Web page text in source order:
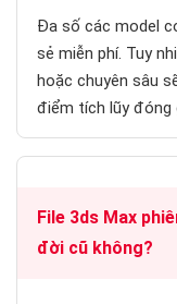
Đa số các model
sẻ miễn phí. Tuy
hoặc chuyên sâu
điểm tích lũy đóng
File 3ds Max
đời cũ không?